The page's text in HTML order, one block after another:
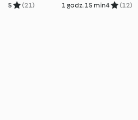
5 (21) 1 godz. 15 min4 (12)